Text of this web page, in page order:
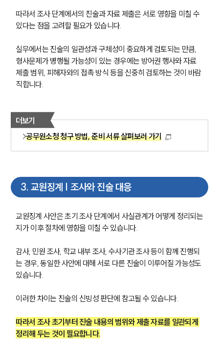
따라서 조사 단계에서의 진술과 자료 제출은 서로 영향을 미칠 수
있다는 점을 고려할 필요가 있습니다.
실무에서는 진술의 일관성과 구체성이 중요하게 검토되는 만큼,
형사문제가 병행될 가능성이 있는 경우에는 방어권 행사와 자료
제출 범위, 피해자와의 접촉 방식 등을 신중히 검토하는 것이 바람
직합니다.
더보기
공무원소청 청구 방법, 준비 서류 살펴보러 가기
3. 교원징계 | 조사와 진술 대응
교원징계 사안은 초기 조사 단계에서 사실관계가 어떻게 정리되는
지가 이후 절차에 영향을 미칠 수 있습니다.
감사, 민원 조사, 학교 내부 조사, 수사기관 조사 등이 함께 진행되
는 경우, 동일한 사안에 대해 서로 다른 진술이 이루어질 가능성도
있습니다.
이러한 차이는 진술의 신빙성 판단에 참고될 수 있습니다.
따라서 조사 초기부터 진술 내용의 범위와 제출 자료를 일관되게
정리해 두는 것이 필요합니다.